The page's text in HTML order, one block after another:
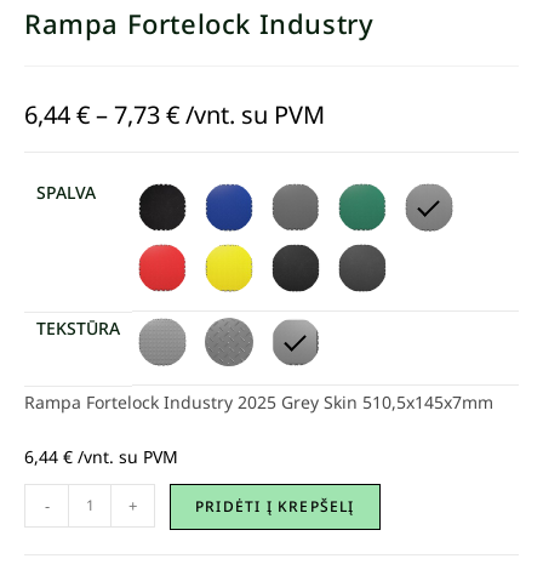
Rampa Fortelock Industry
6,44€–7,73€/vnt. su PVM
SPALVA
TEKSTŪRA
Rampa Fortelock Industry 2025 Grey Skin 510,5x145x7mm
6,44 € /vnt. su PVM
- + PRIDĖTI Į KREPŠELĮ